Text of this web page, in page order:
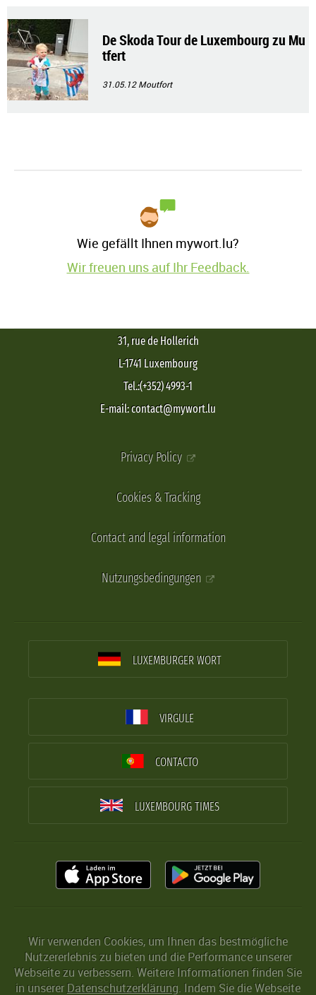
De Skoda Tour de Luxembourg zu Mu
tfert
31.05.12Moutfort
Wie gefällt Ihnen mywort.lu?
Wir freuen uns auf Ihr Feedback.
31, rue de Hollerich
L-1741 Luxembourg
Tel.:(+352) 4993-1
E-mail: contact@mywort.lu
Privacy Policy
Cookies & Tracking
Contact and legal information
Nutzungsbedingungen
LUXEMBURGER WORT
VIRGULE
CONTACTO
LUXEMBOURG TIMES
Wir verwenden Cookies, um Ihnen das bestmögliche
Nutzererlebnis zu bieten und die Performance unserer
Webseite zu verbessern. Weitere Informationen finden Sie
in unserer Datenschutzerklärung. Indem Sie die Webseite